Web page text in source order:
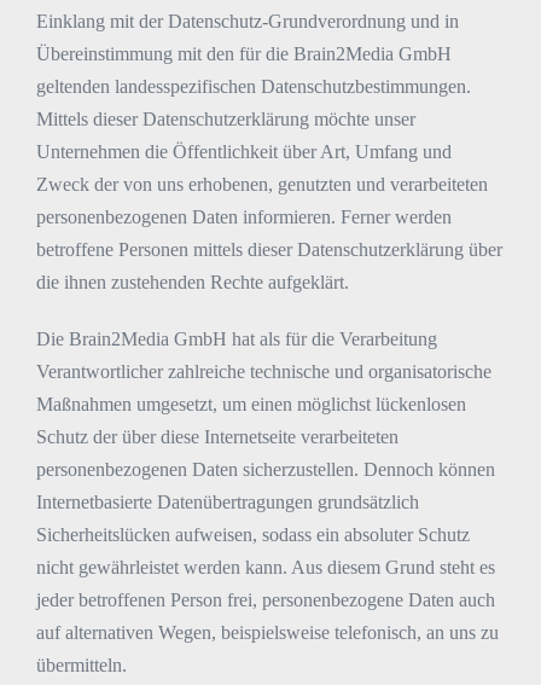
Einklang mit der Datenschutz-Grundverordnung und in
Übereinstimmung mit den für die Brain2Media GmbH
geltenden landesspezifischen Datenschutzbestimmungen.
Mittels dieser Datenschutzerklärung möchte unser
Unternehmen die Öffentlichkeit über Art, Umfang und
Zweck der von uns erhobenen, genutzten und verarbeiteten
personenbezogenen Daten informieren. Ferner werden
betroffene Personen mittels dieser Datenschutzerklärung über
die ihnen zustehenden Rechte aufgeklärt.
Die Brain2Media GmbH hat als für die Verarbeitung
Verantwortlicher zahlreiche technische und organisatorische
Maßnahmen umgesetzt, um einen möglichst lückenlosen
Schutz der über diese Internetseite verarbeiteten
personenbezogenen Daten sicherzustellen. Dennoch können
Internetbasierte Datenübertragungen grundsätzlich
Sicherheitslücken aufweisen, sodass ein absoluter Schutz
nicht gewährleistet werden kann. Aus diesem Grund steht es
jeder betroffenen Person frei, personenbezogene Daten auch
auf alternativen Wegen, beispielsweise telefonisch, an uns zu
übermitteln.